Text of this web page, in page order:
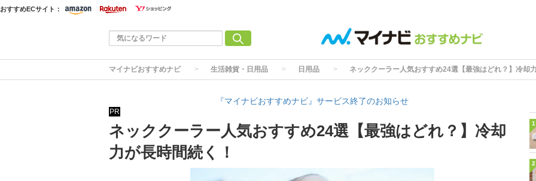
おすすめECサイト：
マイナビおすすめナビ 生活雑貨・日用品 日用品 ネッククーラー人気おすすめ24選【最強はどれ？】冷却
『マイナビおすすめナビ』サービス終了のお知らせ
PR
ネッククーラー人気おすすめ24選【最強はどれ？】冷却
力が長時間続く！
1
2